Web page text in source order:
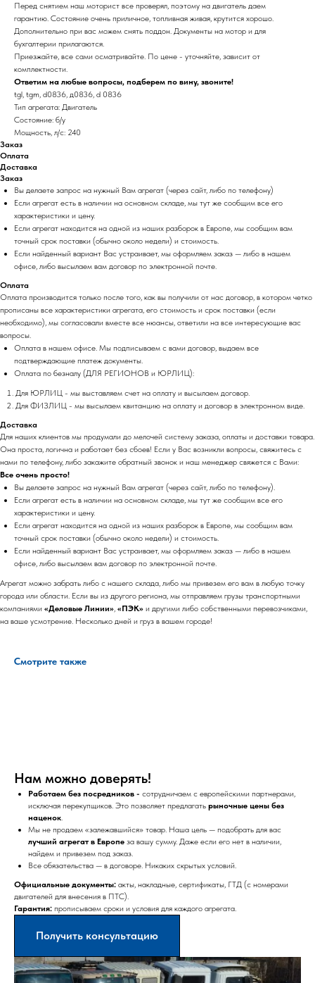
Перед снятием наш моторист все проверял, поэтому на двигатель даем
гарантию. Состояние очень приличное, топливная живая, крутится хорошо.
Дополнительно при вас можем снять поддон. Документы на мотор и для
бухгалтерии прилагаются.
Приезжайте, все сами осматривайте. По цене - уточняйте, зависит от
комплектности.
Ответим на любые вопросы, подберем по вину, звоните!
tgl, tgm, d0836, д0836, d 0836
Тип агрегата: Двигатель
Состояние: б/у
Мощность, л/с: 240
Заказ
Оплата
Доставка
Заказ
Вы делаете запрос на нужный Вам агрегат (через сайт, либо по телефону)
Если агрегат есть в наличии на основном складе, мы тут же сообщим все его
характеристики и цену.
Если агрегат находится на одной из наших разборок в Европе, мы сообщим вам
точный срок поставки (обычно около недели) и стоимость.
Если найденный вариант Вас устраивает, мы оформляем заказ — либо в нашем
офисе, либо высылаем вам договор по электронной почте.
Оплата
Оплата производится только после того, как вы получили от нас договор, в котором четко
прописаны все характеристики агрегата, его стоимость и срок поставки (если
необходимо), мы согласовали вместе все нюансы, ответили на все интересующие вас
вопросы.
Оплата в нашем офисе. Мы подписываем с вами договор, выдаем все
подтверждающие платеж документы.
Оплата по безналу (ДЛЯ РЕГИОНОВ и ЮРЛИЦ):
Для ЮРЛИЦ - мы выставляем счет на оплату и высылаем договор.
Для ФИЗЛИЦ - мы высылаем квитанцию на оплату и договор в электронном виде.
Доставка
Для наших клиентов мы продумали до мелочей систему заказа, оплаты и доставки товара.
Она проста, логична и работает без сбоев! Если у Вас возникли вопросы, свяжитесь с
нами по телефону, либо закажите обратный звонок и наш менеджер свяжется с Вами:
Все очень просто!
Вы делаете запрос на нужный Вам агрегат (через сайт, либо по телефону).
Если агрегат есть в наличии на основном складе, мы тут же сообщим все его
характеристики и цену.
Если агрегат находится на одной из наших разборок в Европе, мы сообщим вам
точный срок поставки (обычно около недели) и стоимость.
Если найденный вариант Вас устраивает, мы оформляем заказ — либо в нашем
офисе, либо высылаем вам договор по электронной почте.
Агрегат можно забрать либо с нашего склада, либо мы привезем его вам в любую точку
города или области. Если вы из другого региона, мы отправляем грузы транспортными
компаниями «Деловые Линии», «ПЭК» и другими либо собственными перевозчиками,
на ваше усмотрение. Несколько дней и груз в вашем городе!
Смотрите также
Нам можно доверять!
Работаем без посредников - сотрудничаем с европейскими партнерами,
исключая перекупщиков. Это позволяет предлагать рыночные цены без
наценок.
Мы не продаем «залежавшийся» товар. Наша цель — подобрать для вас
лучший агрегат в Европе за вашу сумму. Даже если его нет в наличии,
найдем и привезем под заказ.
Все обязательства — в договоре. Никаких скрытых условий.
Официальные документы: акты, накладные, сертификаты, ГТД (с номерами
двигателей для внесения в ПТС).
Гарантия: прописываем сроки и условия для каждого агрегата.
Получить консультацию